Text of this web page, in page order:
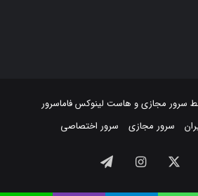
سرور مجازیو هاست لینوکسفاماسرور
سرور مجازی سرور اختصاصی
فیسبوک ایکس اینستاگرام